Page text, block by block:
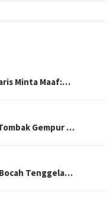
Minta Maaf:…
Gempur …
Tenggela…